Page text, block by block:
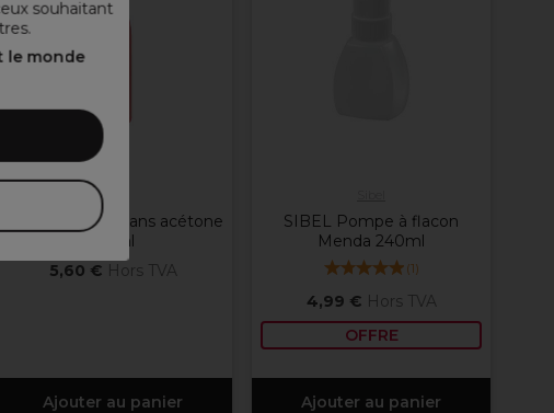
souhaitant
le monde
OPI
OPI Dissolvant sans acétone
110ml
5,60 € Hors TVA
Ajouter au panier
SIBEL Pompe à flacon
Menda 240ml
(1)
4,99 € Hors TVA
OFFRE
Ajouter au panier